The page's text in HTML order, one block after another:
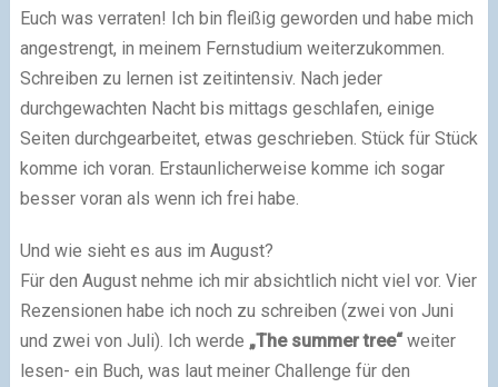
Euch was verraten! Ich bin fleißig geworden und habe mich
angestrengt, in meinem Fernstudium weiterzukommen.
Schreiben zu lernen ist zeitintensiv. Nach jeder
durchgewachten Nacht bis mittags geschlafen, einige
Seiten durchgearbeitet, etwas geschrieben. Stück für Stück
komme ich voran. Erstaunlicherweise komme ich sogar
besser voran als wenn ich frei habe.
Und wie sieht es aus im August?
Für den August nehme ich mir absichtlich nicht viel vor. Vier
Rezensionen habe ich noch zu schreiben (zwei von Juni
und zwei von Juli). Ich werde „The summer tree“weiter
lesen- ein Buch, was laut meiner Challenge für den